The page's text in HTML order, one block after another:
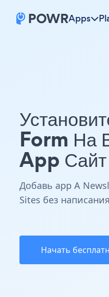
Apps
Form На
App Сайт
Добавь app A
Sites без
Начать